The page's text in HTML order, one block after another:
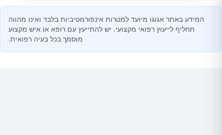
המידע באתר אגוגו מיועד למטרות אינפורמטיביות בלבד ואינו מהווה
תחליף לייעוץ רפואי מקצועי. יש להתייעץ עם רופא או איש מקצוע
מוסמך בכל בעיה רפואית.